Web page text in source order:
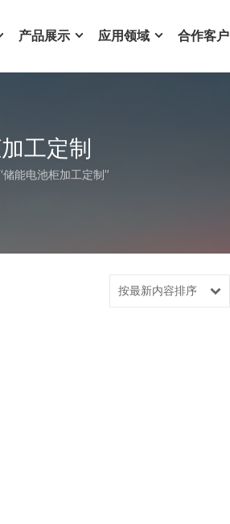
产品展示 应用领域 合作客户
工定制
能电池柜加工定制”
按最新内容排序